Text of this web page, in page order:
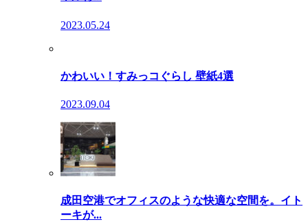
2023.05.24
かわいい！すみっコぐらし 壁紙4選
2023.09.04
成田空港でオフィスのような快適な空間を。イト
ーキが...